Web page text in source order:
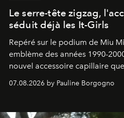
Le serre-tête zigzag,
séduit déjà les It-Girls
Repéré sur le podium de Miu
emblème des années 1990-
nouvel accessoire capillaire
s'arrachent déjà.
07.08.2026 by Pauline Borgogno